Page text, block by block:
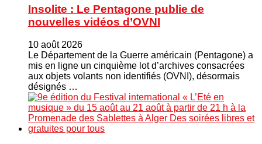
Insolite : Le Pentagone publie de
nouvelles vidéos d’OVNI
10 août 2026
Le Département de la Guerre américain (Pentagone) a
mis en ligne un cinquième lot d’archives consacrées
aux objets volants non identifiés (OVNI), désormais
désignés …